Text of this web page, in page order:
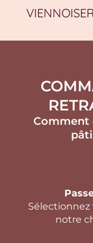
Comment
Sélectionnez
notre